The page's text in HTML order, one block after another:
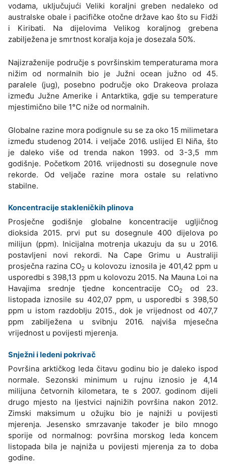
vodama, uključujući Veliki koraljni greben nedaleko od
australske obale i pacifičke otočne države kao što su Fidži
i Kiribati. Na dijelovima Velikog koraljnog grebena
zabilježena je smrtnost koralja koja je dosezala 50%.
Najizraženije područje s površinskim temperaturama mora
nižim od normalnih bio je Južni ocean južno od 45.
paralele (jug), posebno područje oko Drakeova prolaza
između Južne Amerike i Antarktika, gdje su temperature
mjestimično bile 1°C niže od normalnih.
Globalne razine mora podignule su se za oko 15 milimetara
između studenog 2014. i veljače 2016. uslijed El Niña, što
je daleko više od trenda nakon 1993. od 3-3,5 mm
godišnje. Početkom 2016. vrijednosti su dosegnule nove
rekorde. Od veljače razine mora ostale su relativno
stabilne.
Koncentracije stakleničkih plinova
Prosječne godišnje globalne koncentracije ugljičnog
dioksida 2015. prvi put su dosegnule 400 dijelova po
milijun (ppm). Inicijalna motrenja ukazuju da su u 2016.
postavljeni novi rekordi. Na Cape Grimu u Australiji
prosječna razina CO2 u kolovozu iznosila je 401,42 ppm u
usporedbi s 398,13 ppm u kolovozu 2015. Na Mauna Loi na
Havajima srednje tjedne koncentracije CO2
od 23.
listopada iznosile su 402,07 ppm, u usporedbi s 398,50
ppm u istom razdoblju 2015., dok je vrijednost od 407,7
ppm zabilježena u svibnju 2016. najviša mjesečna
vrijednost u povijesti mjerenja.
Snježni i ledeni pokrivač
Površina arktičkog leda čitavu godinu bio je daleko ispod
normale. Sezonski minimum u rujnu iznosio je 4,14
milijuna četvornih kilometara, te s 2007. godinom dijeli
drugo mjesto na ljestvici najnižih površina nakon 2012.
Zimski maksimum u ožujku bio je najniži u povijesti
mjerenja. Jesensko smrzavanje također je bilo mnogo
sporije od normalnog: površina morskog leda koncem
listopada bila je najniža u povijesti mjerenja za to doba
godine.